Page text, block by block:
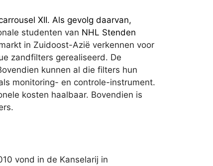
XII. Als gevolg daarvan,
studenten van NHL Stenden
in Zuidoost-Azië verkennen voor
zandfilters gerealiseerd. De
kunnen al die filters hun
monitoring- en controle-instrument.
kosten haalbaar. Bovendien is
vond in de Kanselarij in